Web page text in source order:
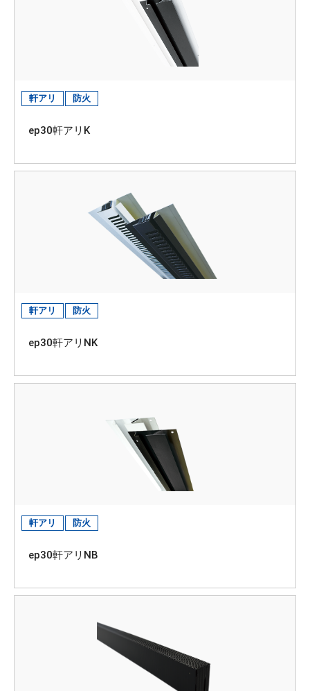
軒アリ 防火
ep30軒アリK
軒アリ 防火
ep30軒アリNK
軒アリ 防火
ep30軒アリNB